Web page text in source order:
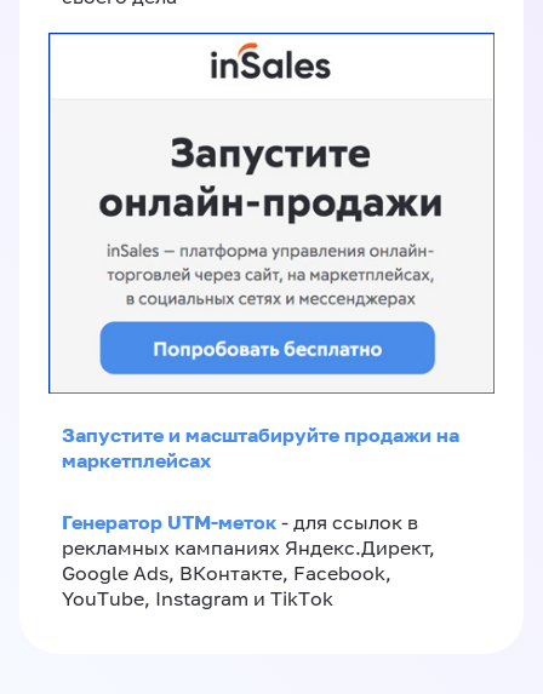
Запустите и масштабируйте продажи на
маркетплейсах
Генератор UTM-меток - для ссылок в
рекламных кампаниях Яндекс.Директ,
Google Ads, ВКонтакте, Facebook,
YouTube, Instagram и TikTok